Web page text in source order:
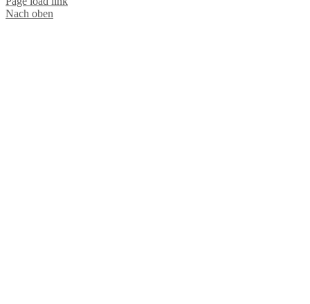
Dr.med.Patrick Bauer Brustchirurg
Nach oben